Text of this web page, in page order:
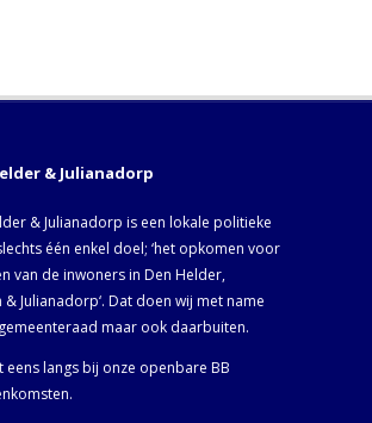
& Julianadorp
& Julianadorp is een lokale politieke
één enkel doel; ‘het opkomen voor
van de inwoners in Den Helder,
Julianadorp‘. Dat doen wij met name
maar ook daarbuiten.
eens langs bij onze openbare BB